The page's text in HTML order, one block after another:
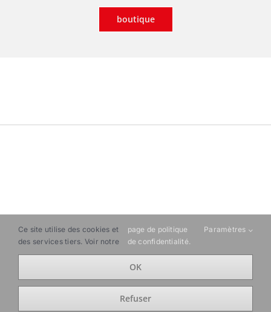
boutique
ART SFRUS©2021 |Mentions légales|
Politique de
confidentialité|Conditions Générales de Vente
compte|
FacebookInstagram
Ce site utilise des cookies et
des services tiers. Voir notre
page de politique
de confidentialité.
Paramètres
OK
Refuser